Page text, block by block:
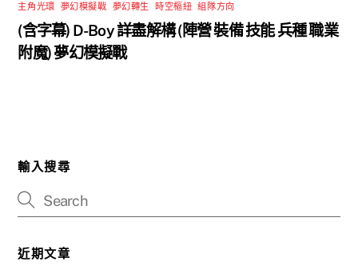
主角光環 夢幻模擬戰 夢幻轉生 時空樞紐 ,組隊方向
(含字幕) D-Boy 詳盡解構 (陣營 裝備 技能 兵種 職業
附魔) 夢幻模擬戰
輸入搜尋
近期文章